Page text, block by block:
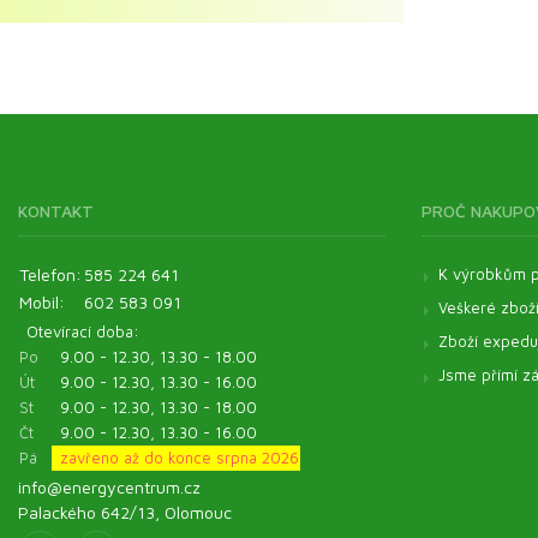
Aromaterapie
Výhodná balení pro zvířata
Zelené potraviny ve výhodném balení
KONTAKT
Telefon: 585 224 641
Mobil:
602 583 091
Otevírací doba:
Po
9.00 - 12.30, 13.30 - 18.00
Út
9.00 - 12.30, 13.30 - 16.00
St
9.00 - 12.30, 13.30 - 18.00
Čt
9.00 - 12.30, 13.30 - 16.00
Pá
zavřeno až do konce srpna 2026
info@energycentrum.cz
Palackého 642/13, Olomouc
PROČ
K výrobkům
Veškeré
Zboží
Jsme přímí